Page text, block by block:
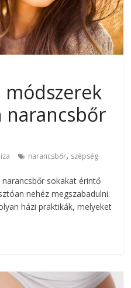
módszerek
narancsbőr
narancsbőr, szépség
sokakat érintő
nehéz megszabadulni.
házi praktikák, melyeket